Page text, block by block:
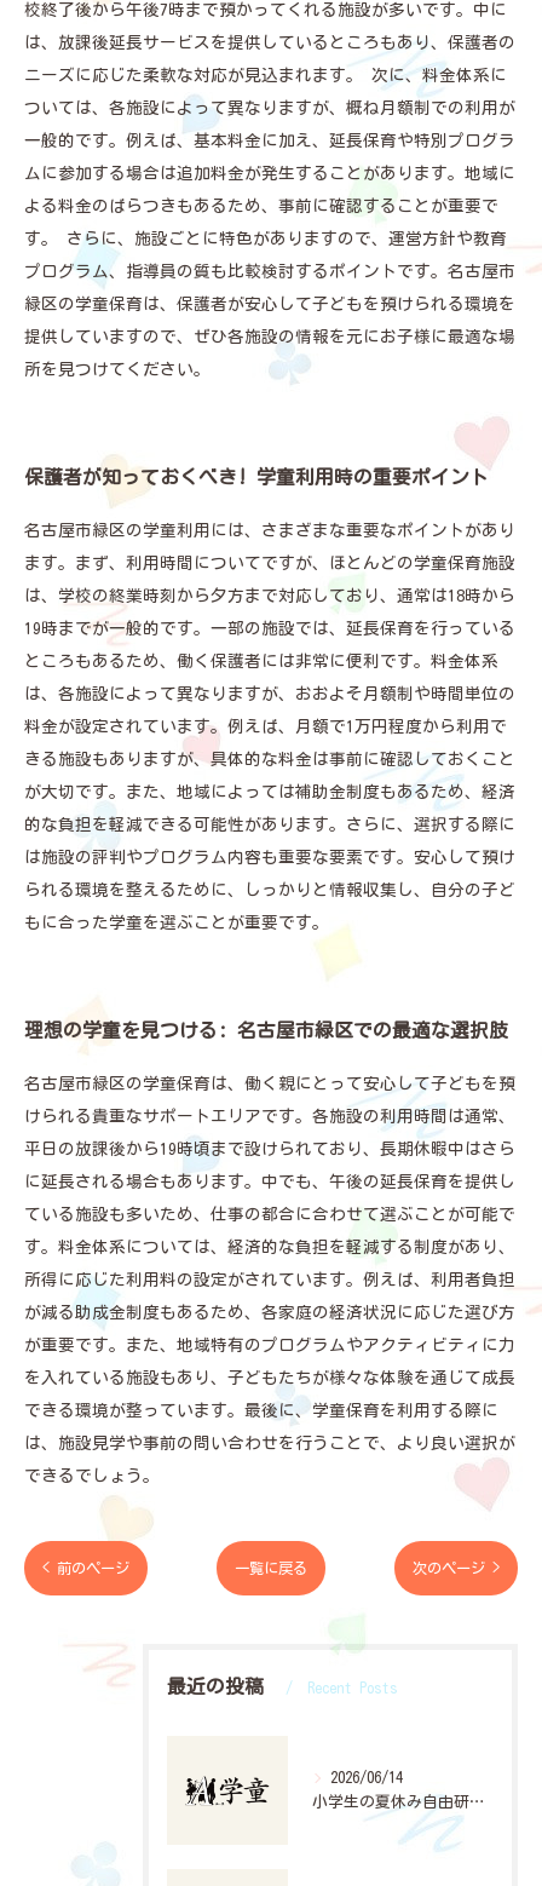
校終了後から午後7時まで預かってくれる施設が多いです。中に
は、放課後延長サービスを提供しているところもあり、保護者の
ニーズに応じた柔軟な対応が見込まれます。 次に、料金体系に
ついては、各施設によって異なりますが、概ね月額制での利用が
一般的です。例えば、基本料金に加え、延長保育や特別プログラ
ムに参加する場合は追加料金が発生することがあります。地域に
よる料金のばらつきもあるため、事前に確認することが重要で
す。 さらに、施設ごとに特色がありますので、運営方針や教育
プログラム、指導員の質も比較検討するポイントです。名古屋市
緑区の学童保育は、保護者が安心して子どもを預けられる環境を
提供していますので、ぜひ各施設の情報を元にお子様に最適な場
所を見つけてください。
保護者が知っておくべき! 学童利用時の重要ポイント
名古屋市緑区の学童利用には、さまざまな重要なポイントがあり
ます。まず、利用時間についてですが、ほとんどの学童保育施設
は、学校の終業時刻から夕方まで対応しており、通常は18時から
19時までが一般的です。一部の施設では、延長保育を行っている
ところもあるため、働く保護者には非常に便利です。料金体系
は、各施設によって異なりますが、おおよそ月額制や時間単位の
料金が設定されています。例えば、月額で1万円程度から利用で
きる施設もありますが、具体的な料金は事前に確認しておくこと
が大切です。また、地域によっては補助金制度もあるため、経済
的な負担を軽減できる可能性があります。さらに、選択する際に
は施設の評判やプログラム内容も重要な要素です。安心して預け
られる環境を整えるために、しっかりと情報収集し、自分の子ど
もに合った学童を選ぶことが重要です。
理想の学童を見つける: 名古屋市緑区での最適な選択肢
名古屋市緑区の学童保育は、働く親にとって安心して子どもを預
けられる貴重なサポートエリアです。各施設の利用時間は通常、
平日の放課後から19時頃まで設けられており、長期休暇中はさら
に延長される場合もあります。中でも、午後の延長保育を提供し
ている施設も多いため、仕事の都合に合わせて選ぶことが可能で
す。料金体系については、経済的な負担を軽減する制度があり、
所得に応じた利用料の設定がされています。例えば、利用者負担
が減る助成金制度もあるため、各家庭の経済状況に応じた選び方
が重要です。また、地域特有のプログラムやアクティビティに力
を入れている施設もあり、子どもたちが様々な体験を通じて成長
できる環境が整っています。最後に、学童保育を利用する際に
は、施設見学や事前の問い合わせを行うことで、より良い選択が
できるでしょう。
< 前のページ 一覧に戻る 次のページ >
最近の投稿 Recent Posts
2026/06/14
小学生の夏休み自由研究計画法